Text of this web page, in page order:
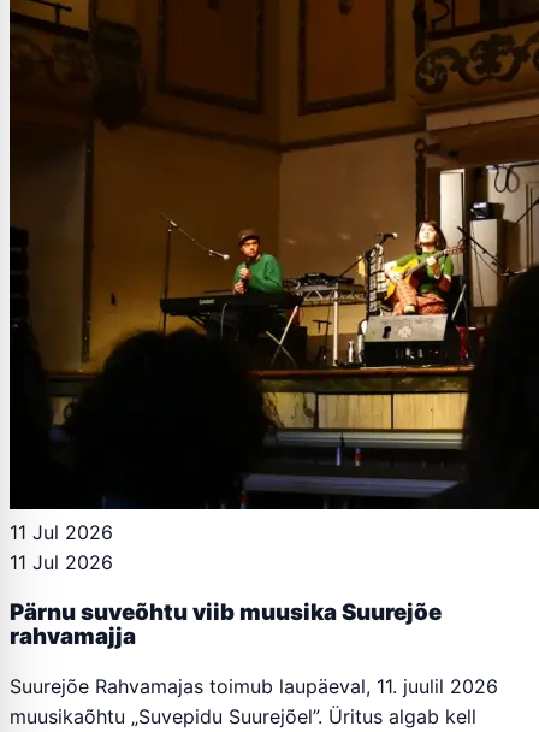
11 Jul 2026
11 Jul 2026
Pärnu suveõhtu viib muusika Suurejõe
rahvamajja
Suurejõe Rahvamajas toimub laupäeval, 11. juulil 2026
muusikaõhtu „Suvepidu Suurejõel”. Üritus algab kell